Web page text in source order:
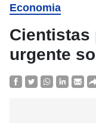
Economia
Cientistas
urgente